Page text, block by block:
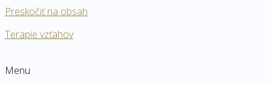
Preskočiť na obsah
Terapie vzťahov
Menu